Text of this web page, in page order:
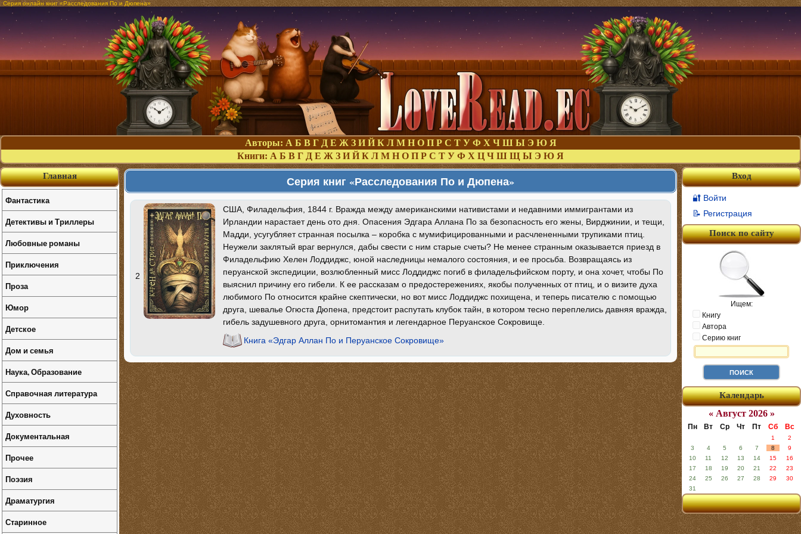
Серия онлайн книг «Расследования По и Дюпена»
Авторы: А Б В Г Д Е Ж З И Й К Л М Н О П Р С Т У Ф Х Ч Ш Ы Э Ю Я
Книги: А Б В Г Д Е Ж З И Й К Л М Н О П Р С Т У Ф Х Ц Ч Ш Щ Ы Э Ю Я
Серия книг «Расследования По и Дюпена»
2
США, Филадельфия, 1844 г. Вражда между американскими нативистами и недавними иммигрантами из
Ирландии нарастает день ото дня. Опасения Эдгара Аллана По за безопасность его жены, Вирджинии, и тещи,
Мадди, усугубляет странная посылка – коробка с мумифицированными и расчлененными трупиками птиц.
Неужели заклятый враг вернулся, дабы свести с ним старые счеты? Не менее странным оказывается приезд в
Филадельфию Хелен Лоддиджс, юной наследницы немалого состояния, и ее просьба. Возвращаясь из
перуанской экспедиции, возлюбленный мисс Лоддиджс погиб в филадельфийском порту, и она хочет, чтобы По
выяснил причину его гибели. К ее рассказам о предостережениях, якобы полученных от птиц, и о визите духа
любимого По относится крайне скептически, но вот мисс Лоддиджс похищена, и теперь писателю с помощью
друга, шевалье Огюста Дюпена, предстоит распутать клубок тайн, в котором тесно переплелись давняя вражда,
гибель задушевного друга, орнитомантия и легендарное Перуанское Сокровище.
Книга «Эдгар Аллан По и Перуанское Сокровище»
Вход
🔐 Войти
📝 Регистрация
Поиск по сайту
Ищем:
Книгу
Автора
Серию книг
Календарь
« Август 2026 »
Пн Вт Ср Чт Пт Сб Вс
1
2
3
4 5 6 7 8
9
10
11 12 13 14 15
16
17
18 19 20 21 22
23
24
25 26 27 28 29
30
31
Главная
Фантастика
Детективы и Триллеры
Любовные романы
Приключения
Проза
Юмор
Детское
Дом и семья
Наука, Образование
Справочная литература
Духовность
Документальная
Прочее
Поэзия
Драматургия
Старинное